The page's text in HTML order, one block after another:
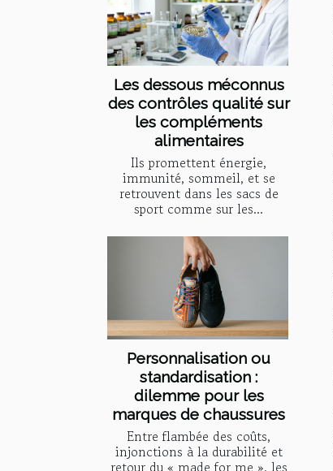
Les dessous méconnus
des contrôles qualité sur
les compléments
alimentaires
Ils promettent énergie,
immunité, sommeil, et se
retrouvent dans les sacs de
sport comme sur les...
Personnalisation ou
standardisation :
dilemme pour les
marques de chaussures
Entre flambée des coûts,
injonctions à la durabilité et
retour du « made for me », les